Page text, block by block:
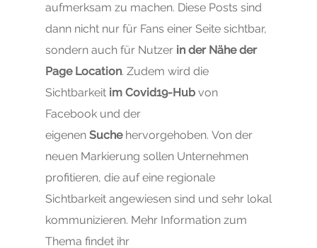
aufmerksam zu machen. Diese Posts sind
dann nicht nur für Fans einer Seite sichtbar,
sondern auch für Nutzer in der Nähe der
Page Location. Zudem wird die
Sichtbarkeit im Covid19-Hub von
Facebook und der
eigenen Suchehervorgehoben. Von der
neuen Markierung sollen Unternehmen
profitieren, die auf eine regionale
Sichtbarkeit angewiesen sind und sehr lokal
kommunizieren. Mehr Information zum
Thema findet ihr